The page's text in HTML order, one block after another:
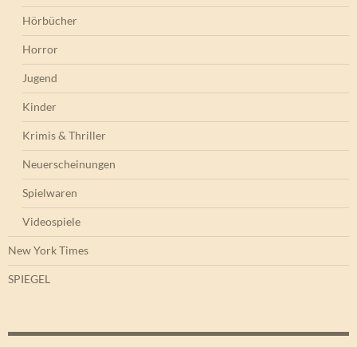
Hörbücher
Horror
Jugend
Kinder
Krimis & Thriller
Neuerscheinungen
Spielwaren
Videospiele
New York Times
SPIEGEL